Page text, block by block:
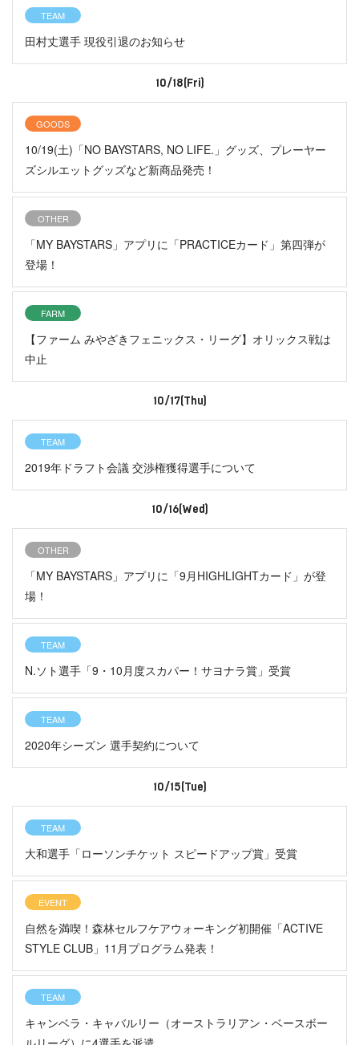
TEAM
田村丈選手 現役引退のお知らせ
10/18(Fri)
GOODS
10/19(土)「NO BAYSTARS, NO LIFE.」グッズ、プレーヤー
ズシルエットグッズなど新商品発売！
OTHER
「MY BAYSTARS」アプリに「PRACTICEカード」第四弾が
登場！
FARM
【ファーム みやざきフェニックス・リーグ】オリックス戦は
中止
10/17(Thu)
TEAM
2019年ドラフト会議 交渉権獲得選手について
10/16(Wed)
OTHER
「MY BAYSTARS」アプリに「9月HIGHLIGHTカード」が登
場！
TEAM
N.ソト選手「9・10月度スカパー！サヨナラ賞」受賞
TEAM
2020年シーズン 選手契約について
10/15(Tue)
TEAM
大和選手「ローソンチケット スピードアップ賞」受賞
EVENT
自然を満喫！森林セルフケアウォーキング初開催「ACTIVE
STYLE CLUB」11月プログラム発表！
TEAM
キャンベラ・キャバルリー（オーストラリアン・ベースボー